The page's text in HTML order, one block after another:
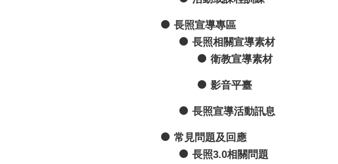
長照宣導專區
長照相關宣導素材
衛教宣導素材
影音平臺
長照宣導活動訊息
常見問題及回應
長照3.0相關問題